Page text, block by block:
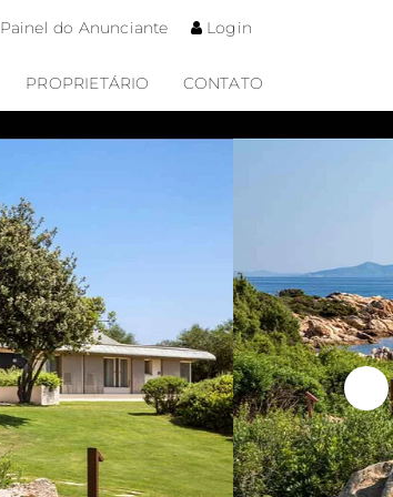
Painel do Anunciante Login
PROPRIETÁRIO CONTATO